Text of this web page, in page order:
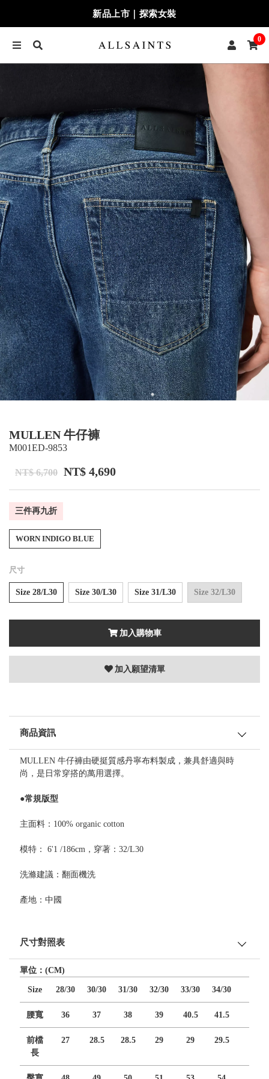
新品上市｜探索女裝
0
MULLEN 牛仔褲
M001ED-9853
NT$ 6,700 NT$ 4,690
三件再九折
WORN INDIGO BLUE
尺寸
Size 28/L30 Size 30/L30 Size 31/L30 Size 32/L30
加入購物車
加入願望清單
商品資訊
MULLEN 牛仔褲由硬挺質感丹寧布料製成，兼具舒適與時
尚，是日常穿搭的萬用選擇。
●常規版型
主面料：100% organic cotton
模特： 6'1 /186cm，穿著：32/L30
洗滌建議：翻面機洗
產地：中國
尺寸對照表
單位：(CM)
Size 28/30 30/30 31/30 32/30 33/30 34/30
腰寬 36 37 38 39 40.5 41.5
前檔
長
27 28.5 28.5 29 29 29.5